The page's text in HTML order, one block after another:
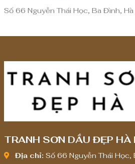
Số 66 Nguyễn Thái Học, Ba Đình, Hà
TRANH SƠN DẦU ĐẸP HÀ
Địa chỉ: Số 66 Nguyễn Thái Học,